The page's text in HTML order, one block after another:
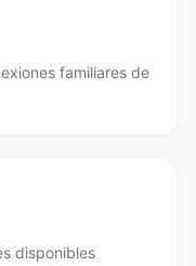
familiares de
disponibles